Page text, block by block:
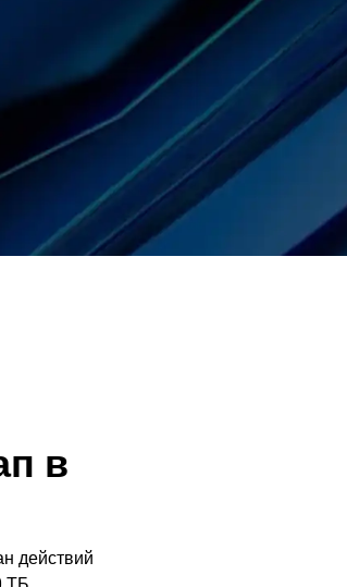
в
действий